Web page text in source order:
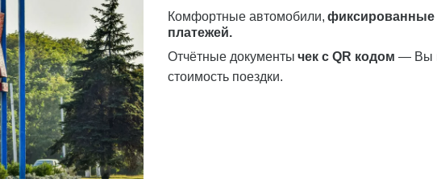
Комфортные автомобили,
платежей.
Отчётные документы чек с QR кодом — Вы
стоимость поездки.